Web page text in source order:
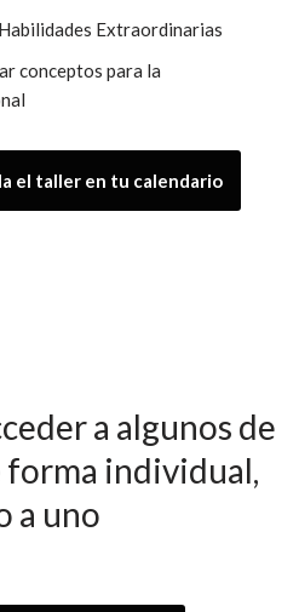
Extraordinarias
conceptos para la
el taller en tu calendario
a algunos de
forma individual,
a uno